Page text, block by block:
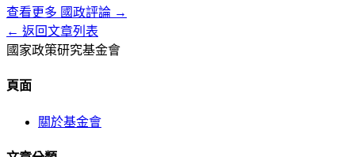
查看更多 國政評論 →
← 返回文章列表
國家政策研究基金會
頁面
關於基金會